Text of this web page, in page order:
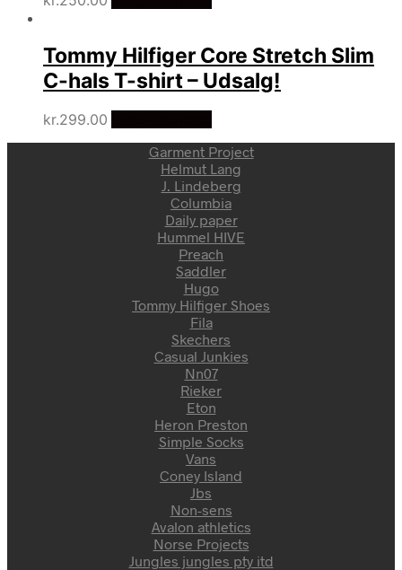
Tommy Hilfiger Core Stretch Slim
C-hals T-shirt – Udsalg!
kr.299.00
Garment Project
Helmut Lang
J. Lindeberg
Columbia
Daily paper
Hummel HIVE
Preach
Saddler
Hugo
Tommy Hilfiger Shoes
Fila
Skechers
Casual Junkies
Nn07
Rieker
Eton
Heron Preston
Simple Socks
Vans
Coney Island
Jbs
Non-sens
Avalon athletics
Norse Projects
Jungles jungles pty itd